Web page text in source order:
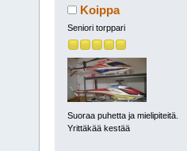
Koippa
Seniori torppari
Suoraa puhetta ja mielipiteitä.
Yrittäkää kestää